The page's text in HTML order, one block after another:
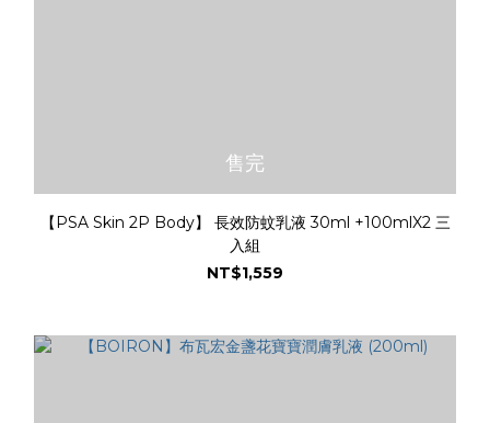
售完
【PSA Skin 2P Body】 長效防蚊乳液 30ml +100mlX2 三
入組
NT$1,559